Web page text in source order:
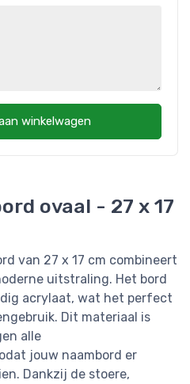
ovaal - 27 x 17
van 27 x 17 cm combineert
uitstraling. Het bord
acrylaat, wat het perfect
Dit materiaal is
alle
jouw naambord er
Dankzij de stoere,
winkelwagen